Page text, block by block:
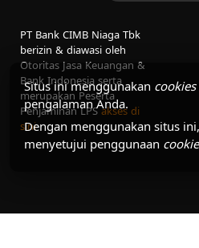
Situs ini menggunakan cookies
pengalaman Anda.
Dengan menggunakan situs
menyetujui penggunaan
Perbankan
Perbankan Syariah
PT Bank CIMB Niaga Tbk
berizin & diawasi oleh
Otoritas Jasa Keuangan &
Bank Indonesia serta
merupakan Peserta
Penjaminan LPSakses di
sini